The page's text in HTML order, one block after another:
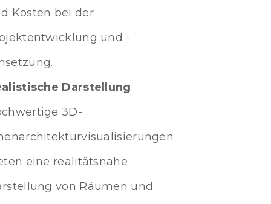
Kosten bei der
und -
Darstellung:
3D-
eine realitätsnahe
von Räumen und